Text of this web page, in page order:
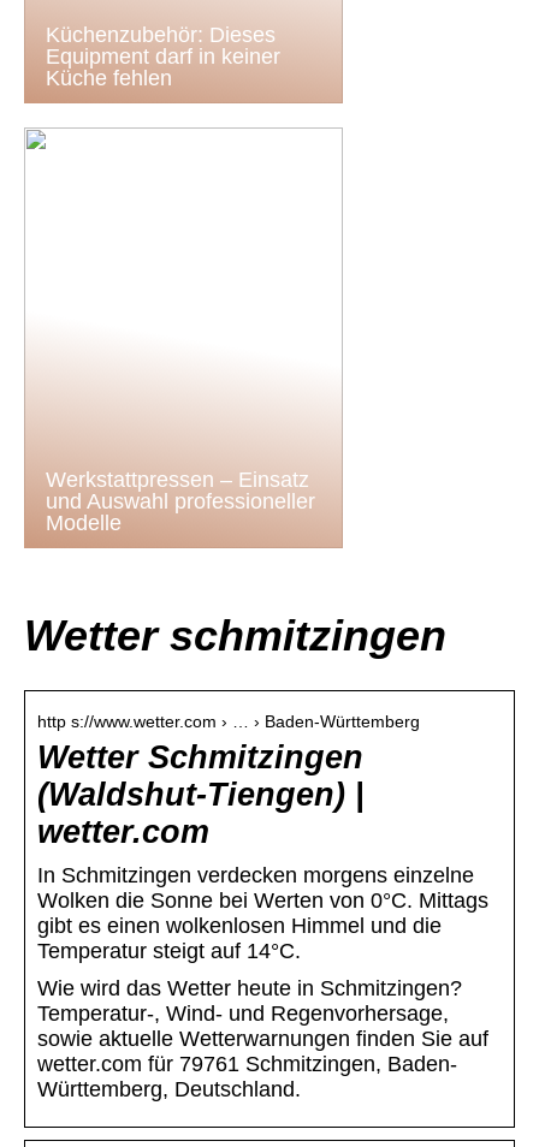
Küchenzubehör: Dieses
Equipment darf in keiner
Küche fehlen
Werkstattpressen – Einsatz
und Auswahl professioneller
Modelle
Wetter schmitzingen
http s://www.wetter.com › … › Baden-Württemberg
Wetter Schmitzingen
(Waldshut-Tiengen) |
wetter.com
In Schmitzingen verdecken morgens einzelne
Wolken die Sonne bei Werten von 0°C. Mittags
gibt es einen wolkenlosen Himmel und die
Temperatur steigt auf 14°C.
Wie wird das Wetter heute in Schmitzingen?
Temperatur-, Wind- und Regenvorhersage,
sowie aktuelle Wetterwarnungen finden Sie auf
wetter.com für 79761 Schmitzingen, Baden-
Württemberg, Deutschland.